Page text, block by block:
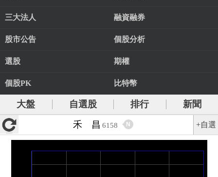
三大法人 融資融券
股市公告 個股分析
選股 期權
個股PK 比特幣
大盤 自選股 排行
新聞
禾 昌 6158 N +自選